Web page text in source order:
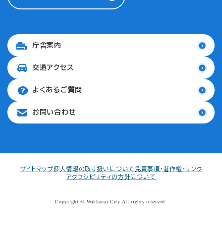
庁舎案内
交通アクセス
よくあるご質問
お問い合わせ
サイトマップ個人情報の取り扱いについて免責事項・著作権・リンク
アクセシビリティの方針について
Copyright © Wakkanai City All rights reserved.